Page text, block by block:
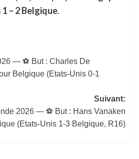
– 2 Belgique.
— ⚽ But : Charles De
Belgique (Etats-Unis 0-1
Suivant:
2026 — ⚽ But : Hans Vanaken
(Etats-Unis 1-3 Belgique, R16)